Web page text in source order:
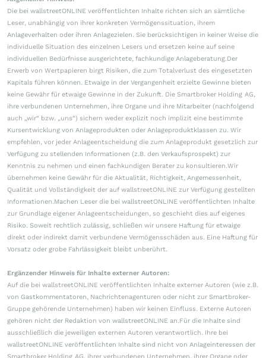
Die bei wallstreetONLINE veröffentlichten Inhalte richten sich an sämtliche
Leser, unabhängig von ihrer konkreten Vermögenssituation, ihrem
Anlageverhalten oder ihren Anlagezielen. Sie berücksichtigen in keiner Weise die
individuelle Situation des einzelnen Lesers und ersetzen keine auf seine
individuellen Bedürfnisse ausgerichtete, fachkundige Anlageberatung.Der
Erwerb von Wertpapieren birgt Risiken, die zum Totalverlust des eingesetzten
Kapitals führen können. Etwaige in der Vergangenheit erzielte Gewinne bieten
keine Gewähr für etwaige Gewinne in der Zukunft. Die Smartbroker Holding AG,
ihre verbundenen Unternehmen, ihre Organe und ihre Mitarbeiter (nachfolgend
auch „wir“ bzw. „uns“) sichern weder explizit noch implizit eine bestimmte
Kursentwicklung von Anlageprodukten oder Anlageproduktklassen zu. Wir
empfehlen, vor jeder Anlageentscheidung die zum Anlageprodukt gesetzlich zur
Verfügung zu stellenden Informationen (z.B. den Verkaufsprospekt) zur
Kenntnis zu nehmen und einen fachkundigen Berater zu konsultieren.Wir
übernehmen keine Gewähr für die Aktualität, Richtigkeit, Angemessenheit,
Qualität und Vollständigkeit der auf wallstreetONLINE zur Verfügung gestellten
Informationen.Machen Leser die bei wallstreetONLINE veröffentlichten Inhalte
zur Grundlage eigener Anlageentscheidungen, so geschieht dies auf eigenes
Risiko. Soweit rechtlich zulässig, schließen wir unsere Haftung für etwaige
direkt oder indirekt damit verbundene Vermögensschäden aus. Eine Haftung für
Vorsatz oder grobe Fahrlässigkeit bleibt unberührt.
Ergänzender Hinweis für Inhalte externer Autoren:
Auf die bei wallstreetONLINE veröffentlichten Inhalte externer Autoren (wie z.B.
von Gastkommentatoren, Nachrichtenagenturen oder nicht zur Smartbroker-
Gruppe gehörende Unternehmen) haben wir keinen Einfluss. Externe Autoren
gehören nicht der Redaktion von wallstreetONLINE an.Für die Inhalte sind
ausschließlich die jeweiligen externen Autoren verantwortlich. Ihre bei
wallstreetONLINE veröffentlichten Inhalte sind nicht von Anlageinteressen der